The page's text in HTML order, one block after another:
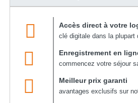
Accès direct à votre
clé digitale dans la plupart
Enregistrement en
commencez votre séjour
Meilleur prix garanti
avantages exclusifs sur